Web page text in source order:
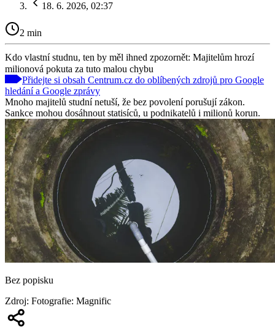
18. 6. 2026, 02:37
2 min
Kdo vlastní studnu, ten by měl ihned zpozornět: Majitelům hrozí
milionová pokuta za tuto malou chybu
Přidejte si obsah Centrum.cz do oblíbených zdrojů pro Google
hledání a Google zprávy
Mnoho majitelů studní netuší, že bez povolení porušují zákon.
Sankce mohou dosáhnout statisíců, u podnikatelů i milionů korun.
Bez popisku
Zdroj: Fotografie: Magnific